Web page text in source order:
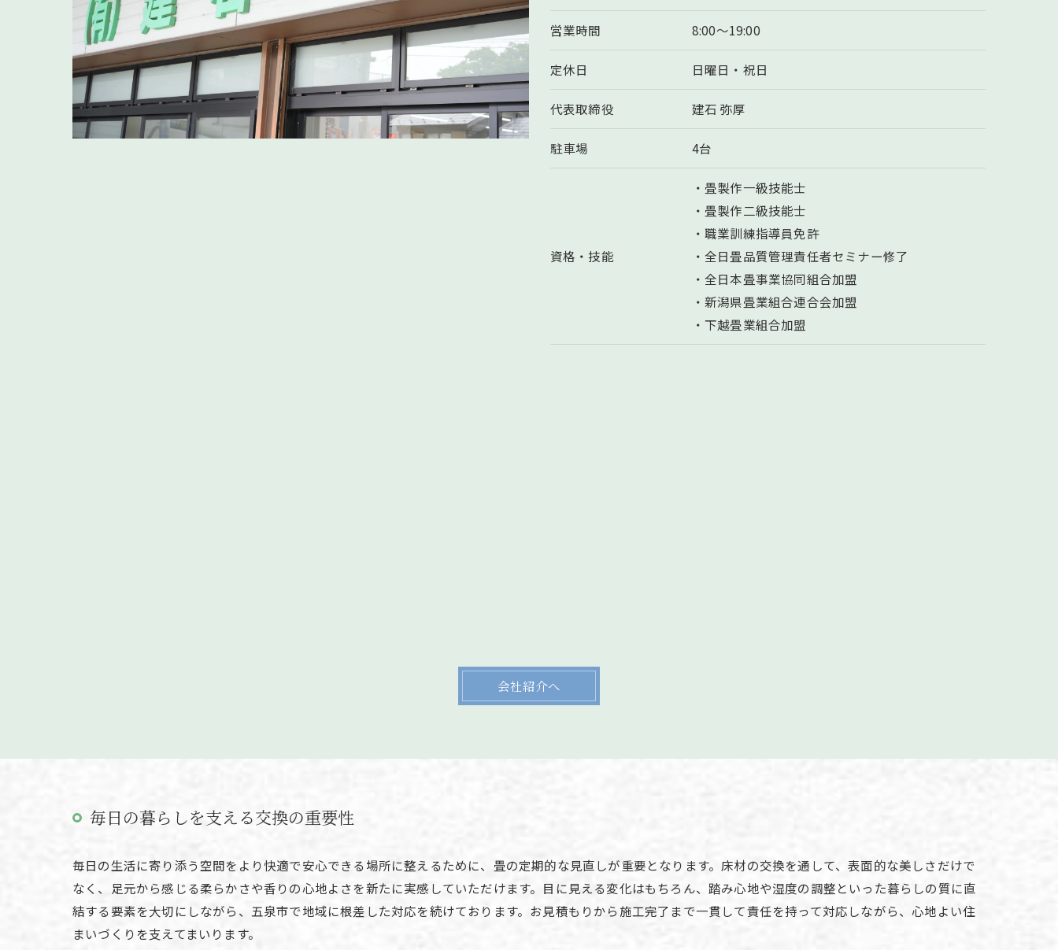
営業時間 8:00～19:00
定休日 日曜日・祝日
代表取締役 建石 弥厚
駐車場 4台
資格・技能
・畳製作一級技能士
・畳製作二級技能士
・職業訓練指導員免許
・全日畳品質管理責任者セミナー修了
・全日本畳事業協同組合加盟
・新潟県畳業組合連合会加盟
・下越畳業組合加盟
会社紹介へ
毎日の暮らしを支える交換の重要性
毎日の生活に寄り添う空間をより快適で安心できる場所に整えるために、畳の定期的な見直しが重要となります。床材の交換を通して、表面的な美しさだけで
なく、足元から感じる柔らかさや香りの心地よさを新たに実感していただけます。目に見える変化はもちろん、踏み心地や湿度の調整といった暮らしの質に直
結する要素を大切にしながら、五泉市で地域に根差した対応を続けております。お見積もりから施工完了まで一貫して責任を持って対応しながら、心地よい住
まいづくりを支えてまいります。
お問い合わせはこちら